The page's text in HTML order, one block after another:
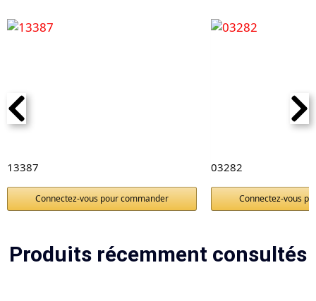
13387
Connectez-vous pour commander
03282
Connectez-vous
Produits récemment consultés